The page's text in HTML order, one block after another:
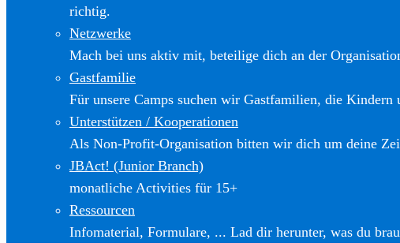
richtig.
Netzwerke
Mach bei uns aktiv mit, beteilige dich an der
Gastfamilie
Für unsere Camps suchen wir Gastfamilien, die
Unterstützen / Kooperationen
Als Non-Profit-Organisation bitten wir dich um deine
JBAct! (Junior Branch)
monatliche Activities für 15+
Ressourcen
Infomaterial, Formulare, ... Lad dir herunter, was du